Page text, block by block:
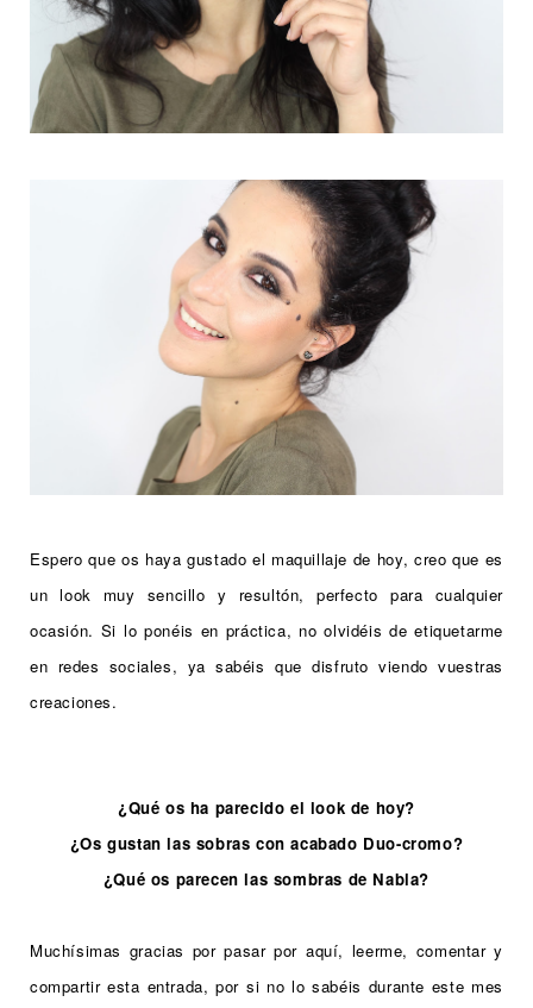
Espero que os haya gustado el maquillaje de hoy, creo que es
un look muy sencillo y resultón, perfecto para cualquier
ocasión. Si lo ponéis en práctica, no olvidéis de etiquetarme
en redes sociales, ya sabéis que disfruto viendo vuestras
creaciones.
¿Qué os ha parecido el look de hoy?
¿Os gustan las sobras con acabado Duo-cromo?
¿Qué os parecen las sombras de Nabla?
Muchísimas gracias por pasar por aquí, leerme, comentar y
compartir esta entrada, por si no lo sabéis durante este mes